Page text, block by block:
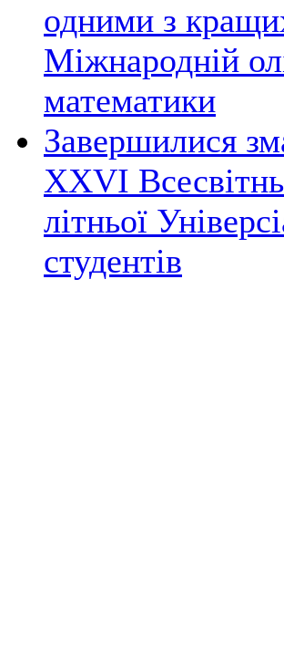
одними з
Міжнародній
математики
Завершилися
ХХVІ
літньої
студентів